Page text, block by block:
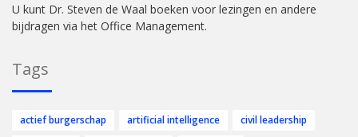
U kunt Dr. Steven de Waal boeken voor lezingen en andere
bijdragen via het Office Management.
Tags
actief burgerschap artificial intelligence
civil leadership